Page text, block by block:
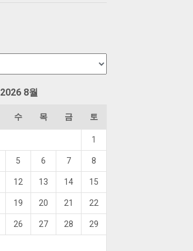
2026 8월
수 목 금 토
1
5 6 7 8
12 13 14 15
19 20 21 22
26 27 28 29